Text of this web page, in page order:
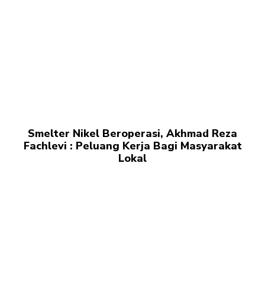
Smelter Nikel Beroperasi, Akhmad Reza
Fachlevi : Peluang Kerja Bagi Masyarakat
Lokal